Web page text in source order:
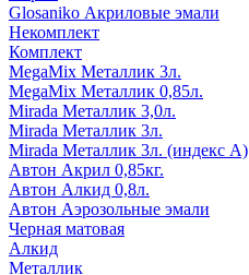
Glosaniko Акриловые эмали
Некомплект
Комплект
MegaMix Металлик 3л.
MegaMix Металлик 0,85л.
Mirada Металлик 3,0л.
Mirada Металлик 3л.
Mirada Металлик 3л. (индекс А)
Автон Акрил 0,85кг.
Автон Алкид 0,8л.
Автон Аэрозольные эмали
Черная матовая
Алкид
Металлик